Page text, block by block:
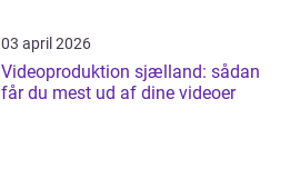
03 april 2026
Videoproduktion sjælland: sådan
får du mest ud af dine videoer